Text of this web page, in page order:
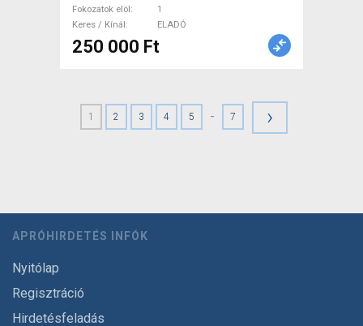
Fokozatok elöl
1
Keres / Kínál
ELADÓ
250 000 Ft
1 2 3 4 5 - 7 ›
APRÓHIRDETÉS INFÓK
Nyitólap
Regisztráció
Hirdetésfeladás